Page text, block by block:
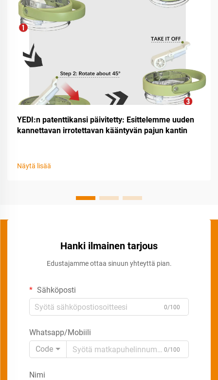
YEDI:n patenttikansi päivitetty: Esittelemme uuden
kannettavan irrotettavan kääntyvän pajun kantin
Näytä lisää
Hanki ilmainen tarjous
Edustajamme ottaa sinuun yhteyttä pian.
Sähköposti
0/100
Whatsapp/Mobiili
Code
0/100
Nimi